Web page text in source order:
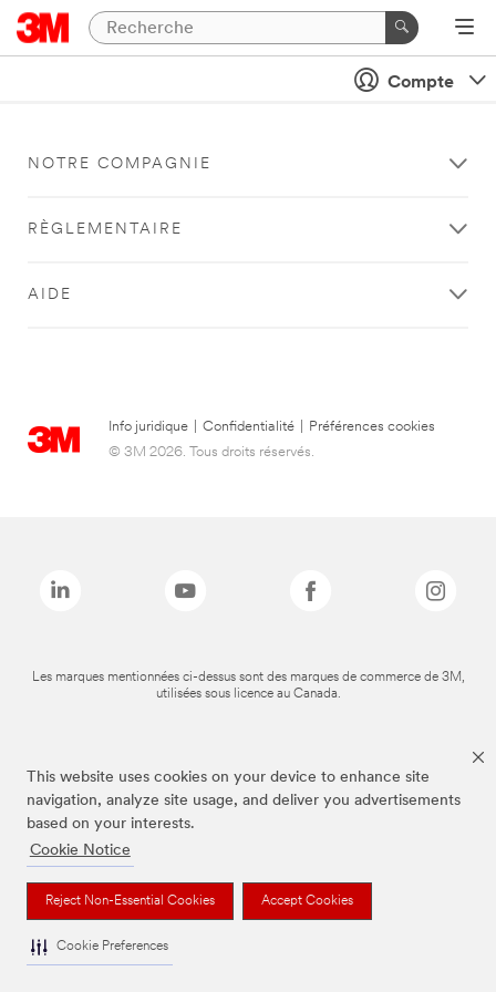
This website uses cookies on your device to enhance site
navigation, analyze site usage, and deliver you advertisements
based on your interests.
Cookie Notice
Reject Non-Essential Cookies Accept Cookies
Cookie Preferences
Compte
NOTRE COMPAGNIE
RÈGLEMENTAIRE
AIDE
Info juridique Confidentialité
Préférences cookies
© 3M 2026. Tous droits réservés.
Les marques mentionnées ci-dessus sont des marques de commerce de 3M,
utilisées sous licence au Canada.